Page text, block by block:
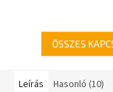
ÖSSZES
Leírás Hasonló (10)